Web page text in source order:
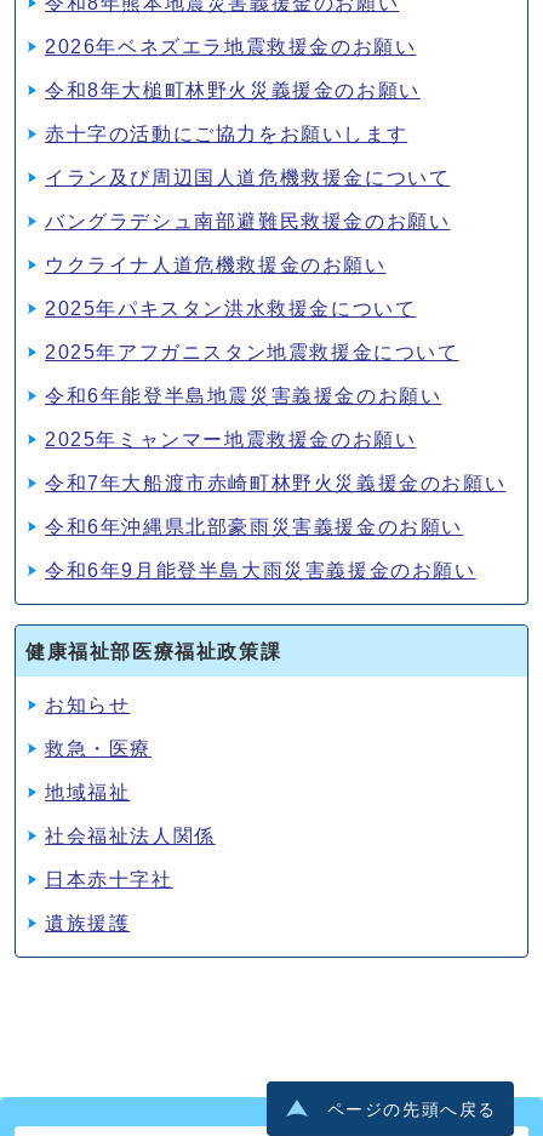
2026年ベネズエラ地震救援金のお願い
令和8年大槌町林野火災義援金のお願い
赤十字の活動にご協力をお願いします
イラン及び周辺国人道危機救援金について
バングラデシュ南部避難民救援金のお願い
ウクライナ人道危機救援金のお願い
2025年パキスタン洪水救援金について
2025年アフガニスタン地震救援金について
令和6年能登半島地震災害義援金のお願い
2025年ミャンマー地震救援金のお願い
令和7年大船渡市赤崎町林野火災義援金のお願い
令和6年沖縄県北部豪雨災害義援金のお願い
令和6年9月能登半島大雨災害義援金のお願い
健康福祉部医療福祉政策課
お知らせ
救急・医療
地域福祉
社会福祉法人関係
日本赤十字社
遺族援護
ページの先頭へ戻る